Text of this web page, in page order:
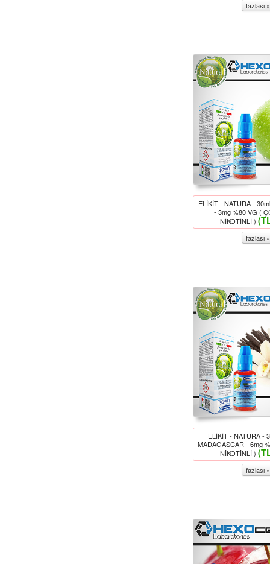
fazlası »
ELİKİT - NATURA -
- 3mg %80 VG (
NİKOTİNLİ )
fazlası »
ELİKİT - NATURA -
MADAGASCAR - 6mg
NİKOTİNLİ )
fazlası »